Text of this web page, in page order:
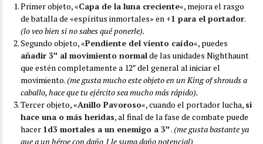
Primer objeto, «Capa de la luna creciente«, mejora el rasgo
de batalla de «espíritus inmortales» en +1 para el portador.
(lo veo bien si no sabes qué ponerle).
Segundo objeto, «Pendiente del viento caído«, puedes
añadir 3″ al movimiento normalde las unidades Nighthaunt
que estén completamente a 12″ del general al iniciar el
movimiento.(me gusta mucho este objeto en un King of shrouds a
caballo, hace que tu ejército sea mucho más rápido).
Tercer objeto, «Anillo Pavoroso«, cuando el portador lucha, si
hace una o más heridas, al final de la fase de combate puede
hacer 1d3 mortales a un enemigo a 3″.(me gusta bastante ya
que a un héroe con daño 1 le suma daño potencial)